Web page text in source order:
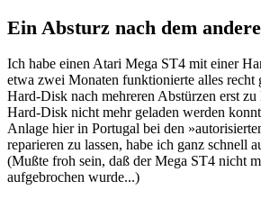
Ein Absturz nach dem
Ich habe einen Atari Mega ST4 mit einer
etwa zwei Monaten funktionierte alles recht
Hard-Disk nach mehreren Abstürzen erst zu
Hard-Disk nicht mehr geladen werden
Anlage hier in Portugal bei den
reparieren zu lassen, habe ich ganz schnell
(Mußte froh sein, daß der Mega ST4 nicht
aufgebrochen wurde...)